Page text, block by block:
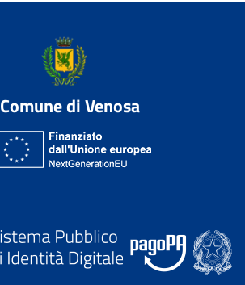
Comune di Venosa